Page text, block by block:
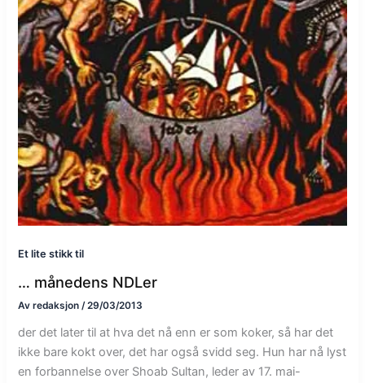
Et lite stikk til
… månedens NDLer
Av redaksjon/29/03/2013
der det later til at hva det nå enn er som koker, så har det
ikke bare kokt over, det har også svidd seg. Hun har nå lyst
en forbannelse over Shoab Sultan, leder av 17. mai-